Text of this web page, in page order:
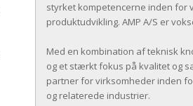
styrket kompetencerne inden for
produktudvikling. AMP A/S er
Med en kombination af teknisk
og et stærkt fokus på kvalitet og
partner for virksomheder inden
og relaterede industrier.